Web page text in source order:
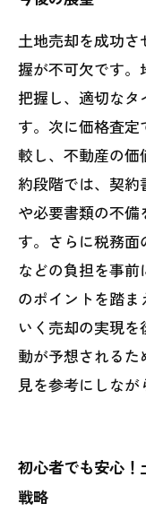
土地売却を成功
握が不可欠です。
把握し、適切な
す。次に価格査
較し、不動産の
約段階では、契
や必要書類の不備
す。さらに税務
などの負担を事
のポイントを踏
いく売却の実現
動が予想される
見を参考にしなが
初心者でも安心！
戦略